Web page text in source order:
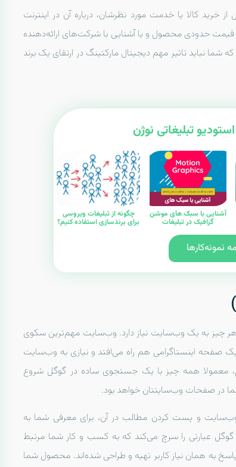
تقریبا 60 درصد افراد قبل از خرید کالا یا خدمت مورد نظرشان، درباره آن در اینترنت
حدودی محصول و یا آشنایی با شرکت‌های ارائه‌دهنده
نباید تاثیر مهم دیجیتال مارکتینگ در ارتقای یک برند
تبلیغاتی نوژن
آشنایی با سبک های موشن
گرافیک در تبلیغات
چگونه از تبلیغات ویروسی
برای برندسازی استفاده کنیم؟
نمونه‌کارها
چیز به یک وب‌سایت نیاز دارد. وب‌سایت مهم‌ترین سکوی
صفحه اینستاگرامی هم راه می‌افتد و نیازی به وب‌سایت
معمولا همه چیز با یک جستجوی ساده در گوگل شروع
در صفحات وب‌سایتتان خواهد بود.
و پست کردن مطالب در آن، برای معرفی شما به
عبارتی را سرچ می‌کند که به کسب و کار شما مرتبط
به همان نیاز کاربر تهیه و طراحی شده‌اند. محصول شما